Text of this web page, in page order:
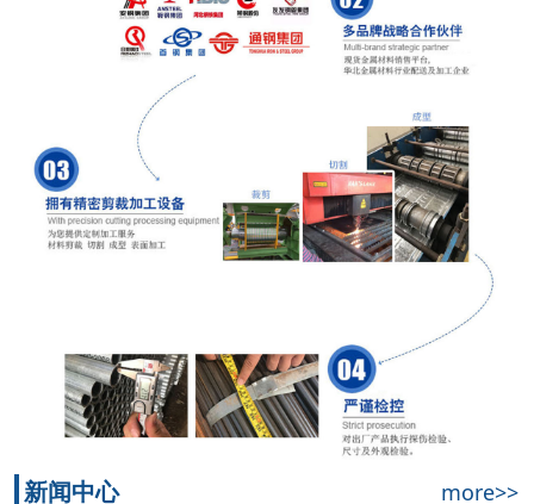
新闻中心 more>>